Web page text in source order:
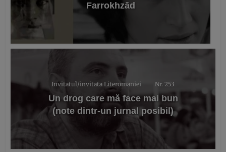
Farrokhzād
Invitatul/invitata Literomaniei Nr. 253
Un drog care mă face mai bun
(note dintr-un jurnal posibil)